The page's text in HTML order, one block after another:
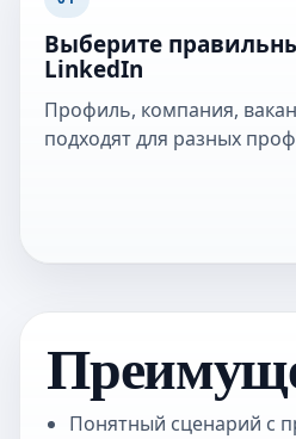
Выберите
LinkedIn
Профиль, компания,
подходят для разных
Понятный сценарий с